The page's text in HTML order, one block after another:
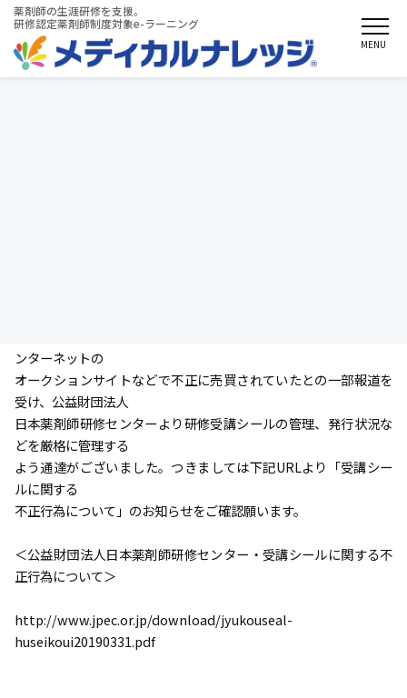
薬剤師の生涯研修を支援。
研修認定薬剤師制度対象e-ラーニング
MENU
ンターネットの
オークションサイトなどで不正に売買されていたとの一部報道を
受け、公益財団法人
日本薬剤師研修センターより研修受講シールの管理、発行状況な
どを厳格に管理する
よう通達がございました。つきましては下記URLより「受講シー
ルに関する
不正行為について」のお知らせをご確認願います。
＜公益財団法人日本薬剤師研修センター・受講シールに関する不
正行為について＞
http://www.jpec.or.jp/download/jyukouseal-
huseikoui20190331.pdf